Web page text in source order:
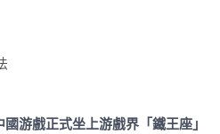
游戲正式坐上游戲界「鐵王座」